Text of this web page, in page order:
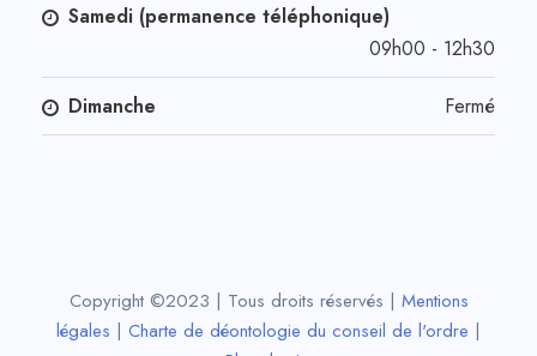
Samedi (permanence téléphonique)
09h00 - 12h30
Dimanche Fermé
Copyright ©2023 | Tous droits réservés | Mentions
légales | Charte de déontologie du conseil de l'ordre |